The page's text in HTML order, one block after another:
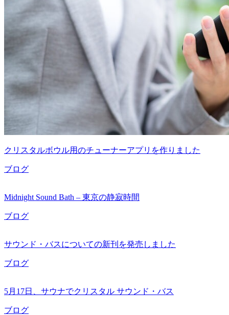
クリスタルボウル用のチューナーアプリを作りました
ブログ
Midnight Sound Bath – 東京の静寂時間
ブログ
サウンド・バスについての新刊を発売しました
ブログ
5月17日、サウナでクリスタル サウンド・バス
ブログ